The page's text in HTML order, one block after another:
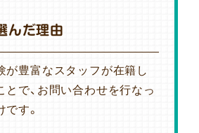
んだ理由
が豊富なスタッフが在籍し
とで、お問い合わせを行なっ
す。